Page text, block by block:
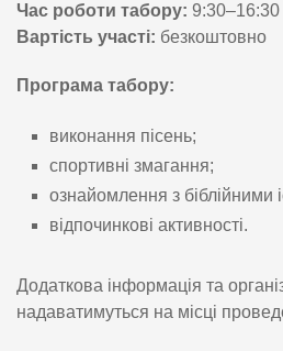
Час роботи табору: 9:30–16:30
Вартість участі: безкоштовно
Програма табору:
виконання пісень;
спортивні змагання;
ознайомлення з біблійними
відпочинкові активності.
Додаткова інформація та
надаватимуться на місці